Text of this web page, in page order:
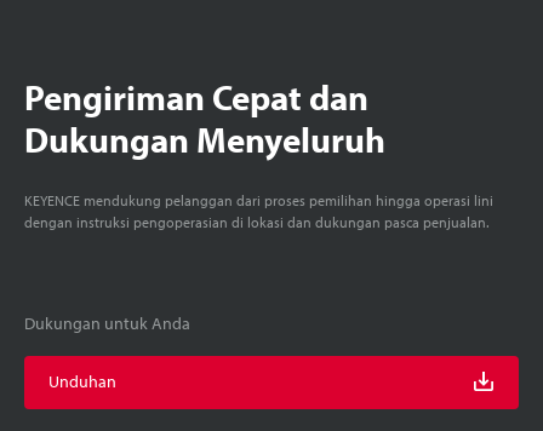
Pengiriman Cepat dan
Dukungan Menyeluruh
KEYENCE mendukung pelanggan dari proses pemilihan hingga operasi lini
dengan instruksi pengoperasian di lokasi dan dukungan pasca penjualan.
Dukungan untuk Anda
Unduhan